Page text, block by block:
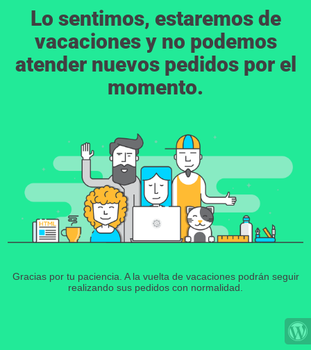
Lo sentimos, estaremos de
vacaciones y no podemos
atender nuevos pedidos por el
momento.
Gracias por tu paciencia. A la vuelta de vacaciones podrán seguir
realizando sus pedidos con normalidad.